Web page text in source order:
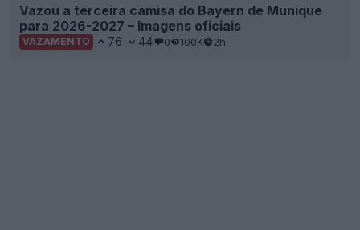
Vazou a terceira camisa do Bayern de Munique
para 2026-2027 – Imagens oficiais
VAZAMENTO 76 44 0 100K 2h